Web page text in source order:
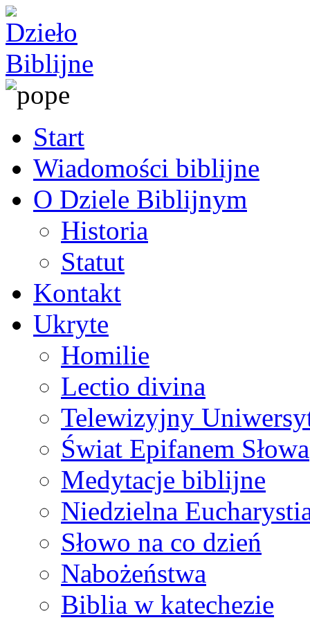
Start
Wiadomości biblijne
O Dziele Biblijnym
Historia
Statut
Kontakt
Ukryte
Homilie
Lectio divina
Telewizyjny
Świat Epifanem Słowa
Medytacje biblijne
Niedzielna
Słowo na co dzień
Nabożeństwa
Biblia w katechezie